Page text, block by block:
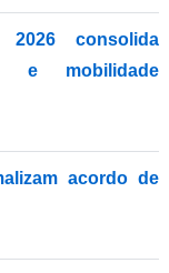
2026 consolida
e mobilidade
acordo de